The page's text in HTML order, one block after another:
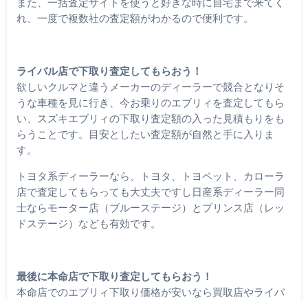
れ、一度で複数社の査定額がわかるので便利です。
ライバル店で下取り査定してもらおう！
欲しいクルマと違うメーカーのディーラーで競合となりそ
うな車種を見に行き、今お乗りのエブリィを査定してもら
い、スズキエブリィの下取り査定額の入った見積もりをも
らうことです。目安としたい査定額が自然と手に入りま
す。
トヨタ系ディーラーなら、トヨタ、トヨペット、カローラ
店で査定してもらっても大丈夫ですし日産系ディーラー同
士ならモーター店（ブルーステージ）とプリンス店（レッ
ドステージ）なども有効です。
最後に本命店で下取り査定してもらおう！
本命店でのエブリィ下取り価格が安いなら買取店やライバ